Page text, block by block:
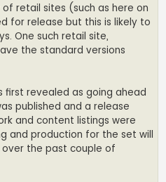
retail sites (such as here on
for release but this is likely to
One such retail site,
the standard versions
first revealed as going ahead
published and a release
and content listings were
and production for the set will
the past couple of